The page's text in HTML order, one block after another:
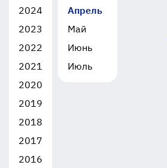
2024
2023
2022
2021
2020
2019
2018
2017
2016
Апрель
Май
Июнь
Июль